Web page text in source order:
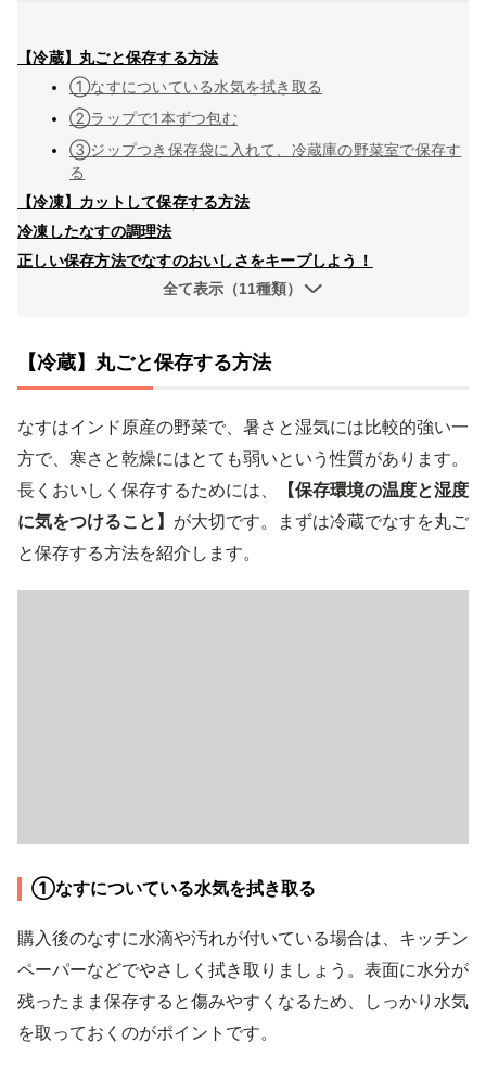
【冷蔵】丸ごと保存する方法
①なすについている水気を拭き取る
②ラップで1本ずつ包む
③ジップつき保存袋に入れて、冷蔵庫の野菜室で保存す
る
【冷凍】カットして保存する方法
冷凍したなすの調理法
正しい保存方法でなすのおいしさをキープしよう！
全て表示（11種類）
【冷蔵】丸ごと保存する方法
なすはインド原産の野菜で、暑さと湿気には比較的強い一
方で、寒さと乾燥にはとても弱いという性質があります。
長くおいしく保存するためには、
【保存環境の温度と湿度
に気をつけること】 が大切です。まずは冷蔵でなすを丸ご
と保存する方法を紹介します。
①なすについている水気を拭き取る
購入後のなすに水滴や汚れが付いている場合は、キッチン
ペーパーなどでやさしく拭き取りましょう。表面に水分が
残ったまま保存すると傷みやすくなるため、しっかり水気
を取っておくのがポイントです。